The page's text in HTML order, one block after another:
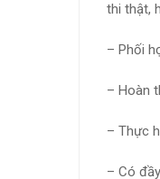
thi thật,
– Phối
– Hoàn
– Thực
– Có